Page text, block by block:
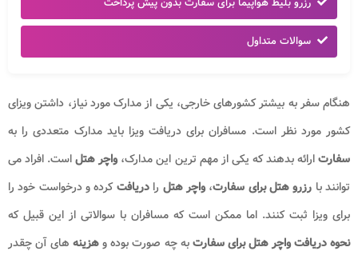
سوالات متداول
هنگام سفر به بیشتر کشورهای خارجی، یکی از مدارک مورد نیاز، داشتن ویزای
کشور مورد نظر است. مسافران برای دریافت ویزا باید مدارک متعددی را به
سفارتارائه بدهند که یکی از مهم ترین این مدارک، واچر هتلاست. افراد می
توانند با رزرو هتل برای سفارت،واچر هتل رادریافتکرده و درخواست خود را
برای ویزا ثبت کنند. اما ممکن است که مسافران با سوالاتی از این قبیل که
نحوه دریافت واچر هتل برای سفارتبه چه صورت بوده وهزینههای آن چقدر